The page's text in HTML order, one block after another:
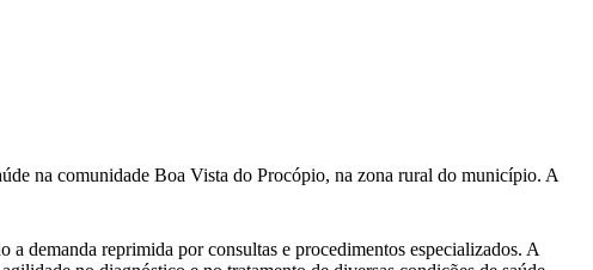
na comunidade Boa Vista do Procópio, na zona rural do município. A
demanda reprimida por consultas e procedimentos especializados. A